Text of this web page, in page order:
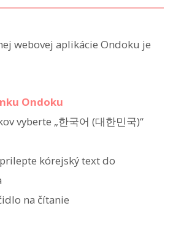
webovej aplikácie Ondoku je
Ondoku
vyberte „한국어 (대한민국)“
kórejský text do
na čítanie